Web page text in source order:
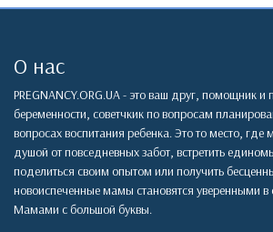
О нас
PREGNANCY.ORG.UA - это ваш друг, помощник и
беременности, советчкик по вопросам
вопросах воспитания ребенка. Это то место, где
душой от повседневных забот, встретить
поделиться своим опытом или получить
новоиспеченные мамы становятся уверенными в
Мамами с большой буквы.